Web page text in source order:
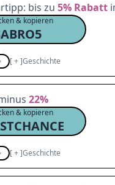
bis zu 5% Rabatt
& kopieren
[+]Geschichte
22%
& kopieren
[+]Geschichte